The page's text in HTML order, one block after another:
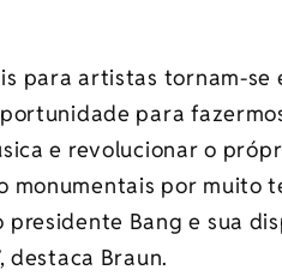
para artistas tornam-se
para
e revolucionar o
monumentais por muito
Bang e sua
destaca Braun.